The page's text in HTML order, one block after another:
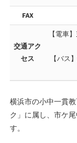
FAX
交通アク
セス
【電車
【バス
横浜市の小中一貫
ク」に属し、市ケ
す。